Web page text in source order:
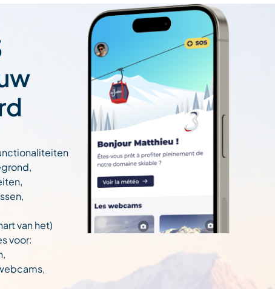
van het)
voor: